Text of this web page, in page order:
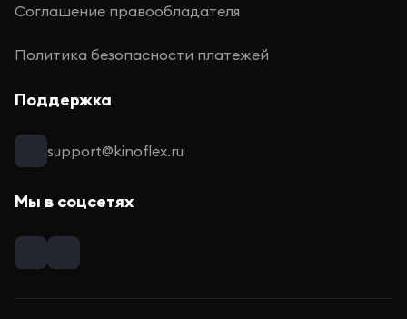
Соглашение правообладателя
Политика безопасности платежей
Поддержка
support@kinoflex.ru
Мы в соцсетях